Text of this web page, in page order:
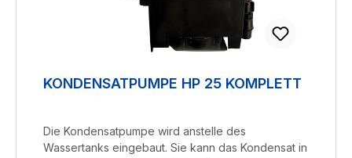
KONDENSATPUMPE HP 25 KOMPLETT
Die Kondensatpumpe wird anstelle des
Wassertanks eingebaut. Sie kann das Kondensat in